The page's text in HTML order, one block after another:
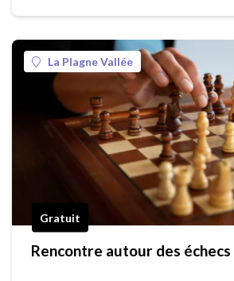
La Plagne Vallée
Gratuit
Rencontre autour des échecs